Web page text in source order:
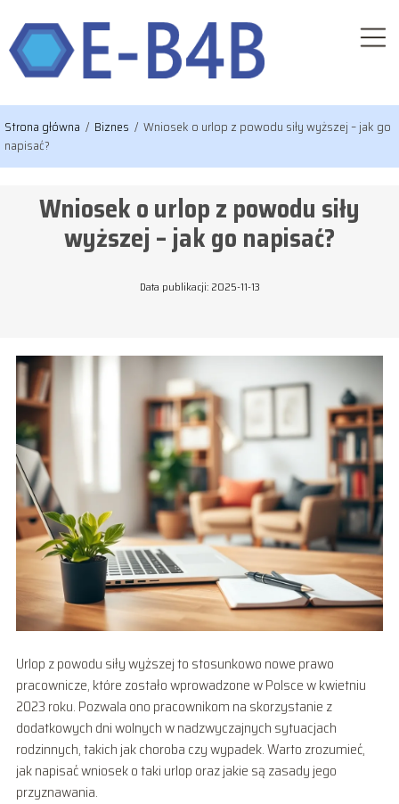
Strona główna / Biznes / Wniosek o urlop z powodu siły wyższej – jak go
napisać?
Wniosek o urlop z powodu siły
wyższej – jak go napisać?
Data publikacji: 2025-11-13
Urlop z powodu siły wyższej to stosunkowo nowe prawo
pracownicze, które zostało wprowadzone w Polsce w kwietniu
2023 roku. Pozwala ono pracownikom na skorzystanie z
dodatkowych dni wolnych w nadzwyczajnych sytuacjach
rodzinnych, takich jak choroba czy wypadek. Warto zrozumieć,
jak napisać wniosek o taki urlop oraz jakie są zasady jego
przyznawania.